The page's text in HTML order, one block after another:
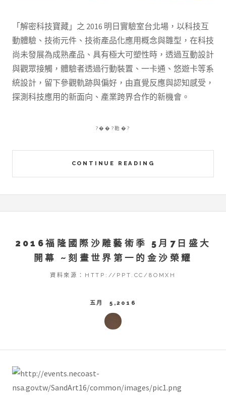
「解密科技寶藏」之 2016 明日實驗室台北場，以科技互
動體驗、技術元件、技術產品化應用概念與雛型，在科技
尚未發展為成熟產品、具有極大可塑性時，透過互動設計
與觀眾接觸，體驗者透過行動裝置、一卡通、悠遊卡等系
統設計，留下參觀軌跡與偏好，由直覺反應與認知感受，
探測科技應用的新面向、產業跨界合作的新機會。
CONTINUE READING
?��?鞈�?
2016福隆國際沙雕藝術季 5月7日盛大
開幕 ~刻畫世界第一的金沙榮耀
資料來源：HTTP://PPT.CC/8OMXH
五月 5,2016